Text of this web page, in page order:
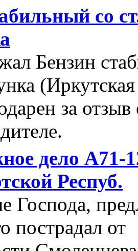
со
Бензин
(Иркутская
за
дело А71-
Респуб.
Господа,
от